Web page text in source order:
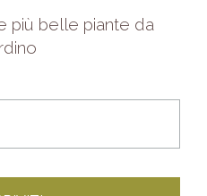
più belle piante da